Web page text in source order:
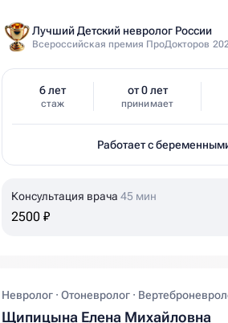
Лучший Детский невролог России
Всероссийская премия ПроДокторов
6 лет
стаж
от 0 лет
принимает
Работает с
Консультация врача 45 мин
2500 ₽
Невролог · Отоневролог ·
Щипицына Елена Михайловна